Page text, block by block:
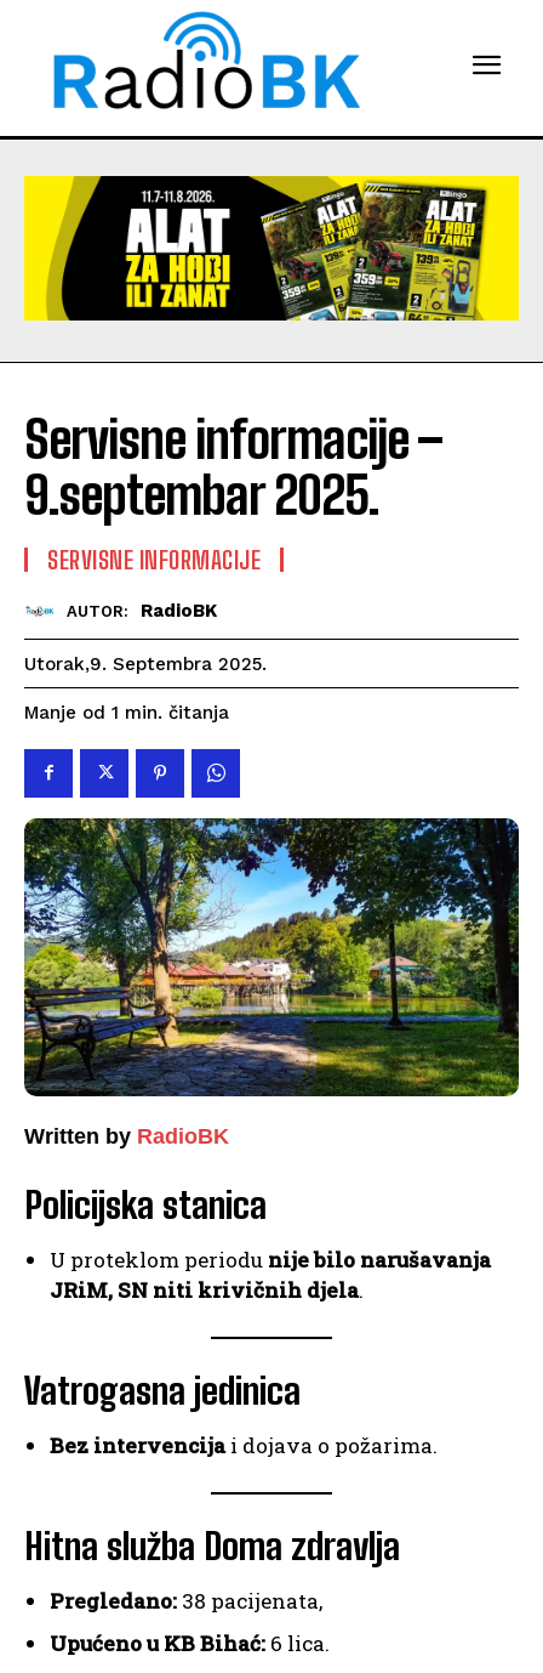
Servisne informacije –
9.septembar 2025.
SERVISNE INFORMACIJE
AUTOR: RadioBK
Utorak,9. Septembra 2025.
Manje od 1 min. čitanja
Written by RadioBK
Policijska stanica
U proteklom periodu nije bilo narušavanja
JRiM, SN niti krivičnih djela.
Vatrogasna jedinica
Bez intervencijai dojava o požarima.
Hitna služba Doma zdravlja
Pregledano: 38 pacijenata,
Upućeno u KB Bihać: 6 lica.